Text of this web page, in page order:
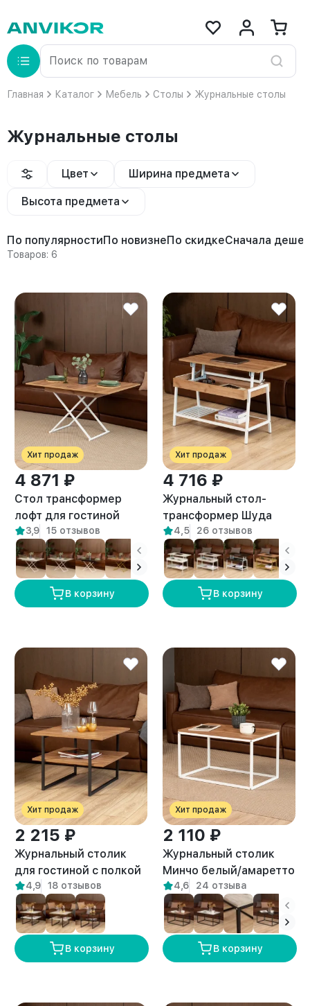
Главная Каталог Мебель Столы Журнальные столы
Журнальные столы
Цвет Ширина предмета
Высота предмета
По популярностиПо новизнеПо скидкеСначала
Товаров: 6
Хит продаж
4 871 ₽
Стол трансформер
лофт для гостиной
Кемь белый/амаретто
3,9 15 отзывов
В корзину
Хит продаж
4 716 ₽
Журнальный стол-
трансформер Шуда
белый/амаретто
4,5 26 отзывов
В корзину
Хит продаж
2 215 ₽
Журнальный столик
для гостиной с полкой
лофт Киву амаретто
4,9 18 отзывов
В корзину
Хит продаж
2 110 ₽
Журнальный столик
Минчо белый/амаретто
4,6 24 отзыва
В корзину